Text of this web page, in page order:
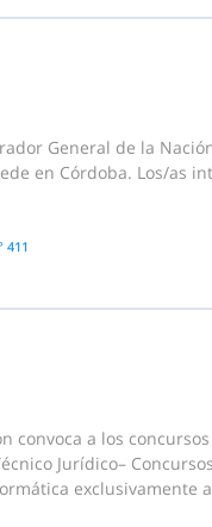
General de la
en Córdoba. Los/as
411
convoca a los
Jurídico–
exclusivamente